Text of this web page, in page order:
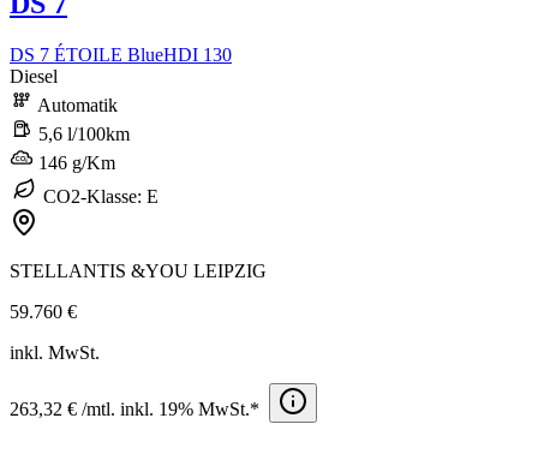
DS 7 ÉTOILE BlueHDI 130
Diesel
Automatik
5,6 l/100km
146 g/Km
CO2-Klasse: E
STELLANTIS &YOU LEIPZIG
59.760 €
inkl. MwSt.
263,32 € /mtl. inkl. 19% MwSt.*